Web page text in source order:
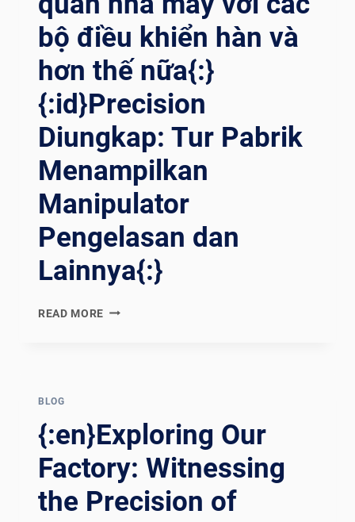
LLA SA
LDATURA: UN
TO
UR DE
BBRICA CO
RO
TATORI DI
SA
LDATURA E
AL
TRO AN
CORA{:}{:
TH}ปฏ
ิวัติปร
ื่อมแล
่นๆ อี
กมาย{:}{:
bộ điều khiển hàn và
hơn thế nữa{:}
{:id}Precision
Diungkap: Tur Pabrik
Menampilkan
Manipulator
Pengelasan dan
Lainnya{:}
READ MORE {:EN}PRECISION
MANIPULATORS
MORE{:}
{:ES}PRECISIÓN
REVELADA:
BLOG
{:en}Exploring Our
Factory: Witnessing
the Precision of